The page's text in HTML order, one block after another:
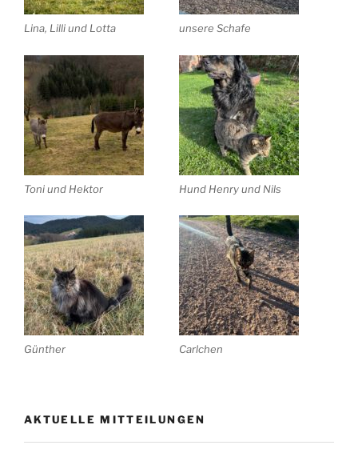
Lina, Lilli und Lotta unsere Schafe
Toni und Hektor Hund Henry und Nils
Günther Carlchen
AKTUELLE MITTEILUNGEN